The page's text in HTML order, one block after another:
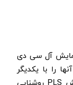
آل سی دی
را با یکدیگر